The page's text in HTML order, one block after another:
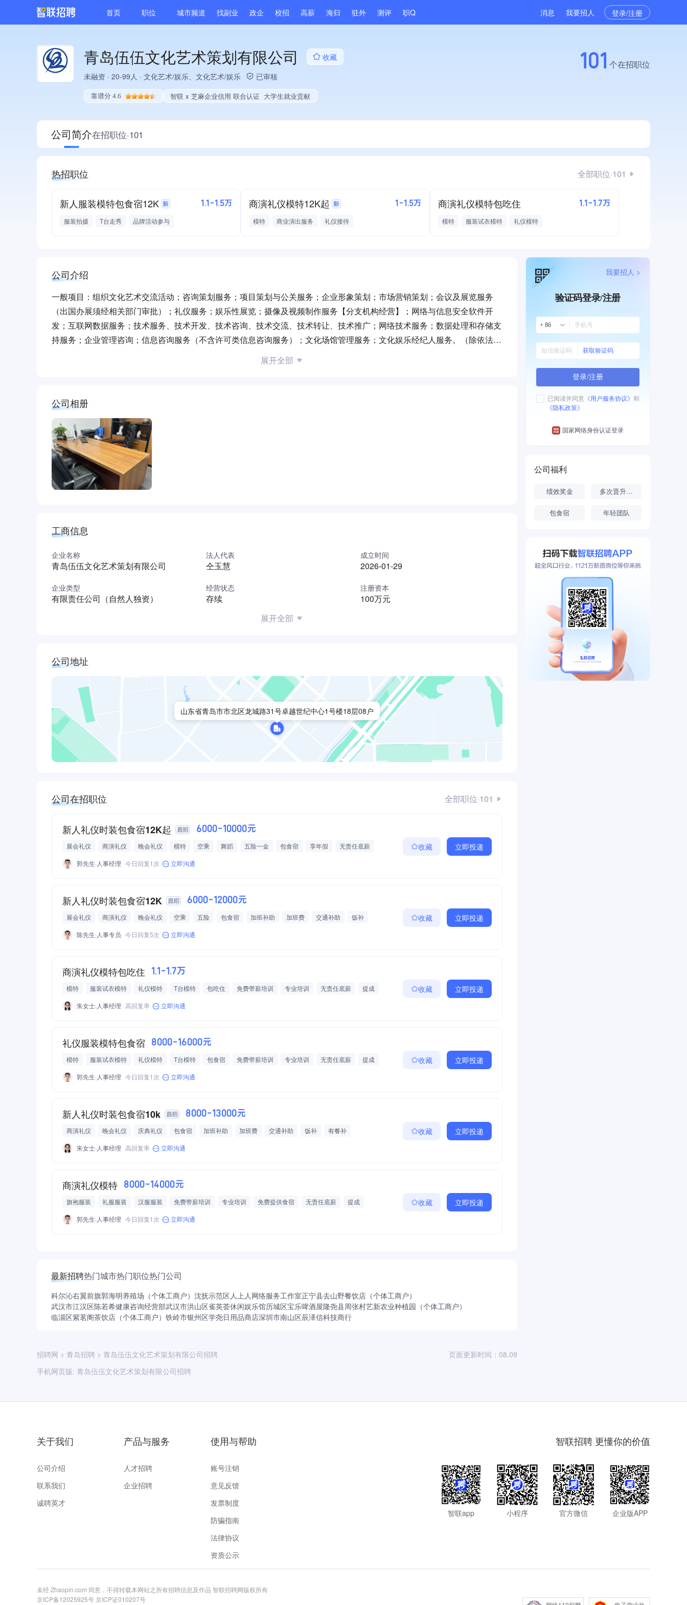
首页 职位 城市频道 找副业 政企 校招 高薪 海归 驻外 测评 职Q 消息 我要招人 登录/注册
青岛伍伍文化艺术策划有限公司
收藏
未融资 · 20-99人 · 文化艺术/娱乐、文化艺术/娱乐 已审核
靠谱分 4.6 智联 x 芝麻企业信用 联合认证 大学生就业贡献
101 个在招职位
公司简介在招职位·101
热招职位 全部职位·101
新人服装模特包食宿12K 1.1-1.5万
服装拍摄 T台走秀 品牌活动参与
商演礼仪模特12K起 1-1.5万
模特 商业演出服务 礼仪接待
商演礼仪模特包吃住 1.1-1.7万
模特 服装试衣模特 礼仪模特
公司介绍
一般项目：组织文化艺术交流活动；咨询策划服务；项目策划与公关服务；企业形象策划；市场营销策划；会议及展览服务
（出国办展须经相关部门审批）；礼仪服务；娱乐性展览；摄像及视频制作服务【分支机构经营】；网络与信息安全软件开
发；互联网数据服务；技术服务、技术开发、技术咨询、技术交流、技术转让、技术推广；网络技术服务；数据处理和存储支
持服务；企业管理咨询；信息咨询服务（不含许可类信息咨询服务）；文化场馆管理服务；文化娱乐经纪人服务。（除依法须
经批准的项目外，凭营业执照依法自主开展经营活动）许可项目：演出经纪；互联网信息服务；演出场所经营。（依法须经批
准的项目，经相关部门批准后方可开展经营活动，具体经营项目以相关部门批准文件或许可证件为准）
展开全部
公司相册
工商信息
企业名称
青岛伍伍文化艺术策划有限公司
法人代表
仝玉慧
成立时间
2026-01-29
企业类型
有限责任公司（自然人独资）
经营状态
存续
注册资本
100万元
展开全部
公司地址
山东省青岛市市北区龙城路31号卓越世纪中心1号楼18层08户
公司在招职位 全部职位·101
新人礼仪时装包食宿12K起 6000-10000元
展会礼仪 商演礼仪 晚会礼仪 模特 空乘 舞蹈 五险一金 包食宿 享年假
无责任底薪
保底工资
郭先生·人事经理 今日回复1次 立即沟通
收藏 立即投递
新人礼仪时装包食宿12K 6000-12000元
展会礼仪 商演礼仪 晚会礼仪 空乘 五险 包食宿 加班补助 加班费 交通补助
饭补
有餐补
陈先生·人事专员 今日回复5次 立即沟通
收藏 立即投递
商演礼仪模特包吃住 1.1-1.7万
模特 服装试衣模特 礼仪模特 T台模特 包吃住 免费带薪培训 专业培训 无责任底薪
提成
交通补助
朱女士·人事经理 高回复率 立即沟通
收藏 立即投递
礼仪服装模特包食宿 8000-16000元
模特 服装试衣模特 礼仪模特 T台模特 包食宿 免费带薪培训 专业培训 无责任底薪
提成
享年假
郭先生·人事经理 今日回复1次 立即沟通
收藏 立即投递
新人礼仪时装包食宿10k 8000-13000元
商演礼仪 晚会礼仪 庆典礼仪 包食宿 加班补助 加班费 交通补助 饭补
有餐补
无责任底薪
朱女士·人事经理 高回复率 立即沟通
收藏 立即投递
商演礼仪模特 8000-14000元
旗袍服装 礼服服装 汉服服装 免费带薪培训 专业培训 免费提供食宿 无责任底薪
提成
享年假
郭先生·人事经理 今日回复1次 立即沟通
收藏 立即投递
最新招聘热门城市热门职位热门公司
科尔沁右翼前旗郭海明养殖场（个体工商户） 沈抚示范区人上人网络服务工作室正宁县去山野餐饮店（个体工商户）
武汉市江汉区陈若希健康咨询经营部武汉市洪山区雀英荟休闲娱乐馆历城区宝乐啤酒屋隆尧县周张村艺新农业种植园（个体工商户）
临淄区紫茗阁茶饮店（个体工商户） 铁岭市银州区学尧日用品商店深圳市南山区辰泽信科技商行
招聘网 > 青岛招聘 > 青岛伍伍文化艺术策划有限公司招聘
手机网页版: 青岛伍伍文化艺术策划有限公司招聘
页面更新时间：08.09
验证码登录/注册
+ 86
获取验证码
登录/注册
已阅读并同意 《用户服务协议》 和
《隐私政策》
国家网络身份认证登录
我要招人 >
公司福利
绩效奖金 多次晋升机会
包食宿 年轻团队
关于我们
公司介绍
联系我们
诚聘英才
产品与服务
人才招聘
企业招聘
使用与帮助
账号注销
意见反馈
发票制度
防骗指南
法律协议
资质公示
智联招聘 更懂你的价值
智联app 小程序 官方微信 企业版APP
未经 Zhaopin.com 同意，不得转载本网站之所有招聘信息及作品 智联招聘网版权所有
京ICP备12025925号京ICP证010207号